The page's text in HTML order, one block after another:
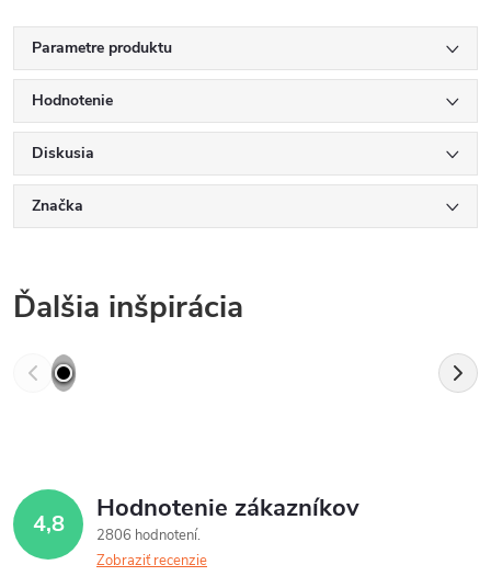
Parametre produktu
Hodnotenie
Diskusia
Značka
Ďalšia inšpirácia
4,8 Hodnotenie zákazníkov
2806 hodnotení
Zobraziť recenzie